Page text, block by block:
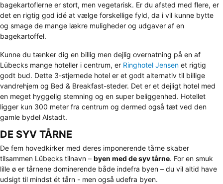
bagekartoflerne er stort, men vegetarisk. Er du afsted med flere, er
det en rigtig god idé at vælge forskellige fyld, da i vil kunne bytte
og smage de mange lækre muligheder og udgaver af en
bagekartoffel.
Kunne du tænker dig en billig men dejlig overnatning på en af
Lübecks mange hoteller i centrum, er Ringhotel Jensen et rigtig
godt bud. Dette 3-stjernede hotel er et godt alternativ til billige
vandrehjem og Bed & Breakfast-steder. Det er et dejligt hotel med
en meget hyggelig stemning og en super beliggenhed. Hotellet
ligger kun 300 meter fra centrum og dermed også tæt ved den
gamle bydel Alstadt.
DE SYV TÅRNE
De fem hovedkirker med deres imponerende tårne skaber
tilsammen Lübecks tilnavn – byen med de syv tårne. For en smuk
lille ø er tårnene dominerende både indefra byen – du vil altid have
udsigt til mindst ét tårn - men også udefra byen.